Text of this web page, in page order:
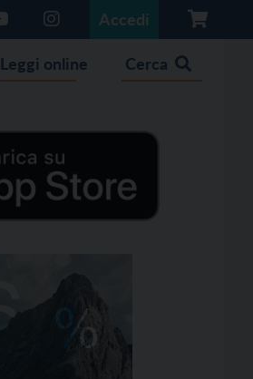
Accedi
Leggi online Cerca